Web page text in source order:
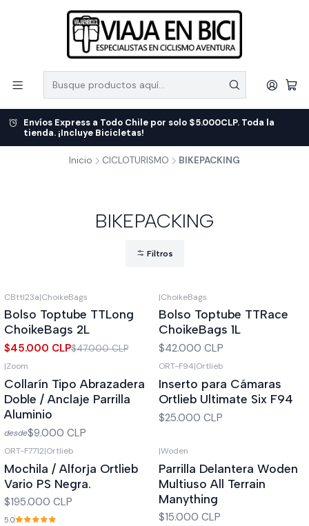
Envíos Express a Todo Chile por solo $5.000CLP. Toda la
tienda. ¡Incluye Bicicletas!
Inicio CICLOTURISMO BIKEPACKING
BIKEPACKING
Filtros
-4%OFF
Agotado
CBttl23a|ChoikeBags
Bolso Toptube TTLong
ChoikeBags 2L
$45.000 CLP$47.000 CLP
Agotado
|ChoikeBags
Bolso Toptube TTRace
ChoikeBags 1L
$42.000 CLP
|Zoom
Collarín Tipo Abrazadera
Doble / Anclaje Parrilla
Aluminio
desde$9.000 CLP
Agotado
ORT-F94|Ortlieb
Inserto para Cámaras
Ortlieb Ultimate Six F94
$25.000 CLP
Agotado
ORT-F7712|Ortlieb
Mochila / Alforja Ortlieb
Vario PS Negra.
$195.000 CLP
5.0
|Woden
Parrilla Delantera Woden
Multiuso All Terrain
Manything
$15.000 CLP